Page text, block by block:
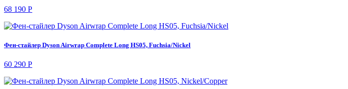
68 190 Р
Фен-стайлер Dyson Airwrap Complete Long HS05, Fuchsia/Nickel
60 290 Р